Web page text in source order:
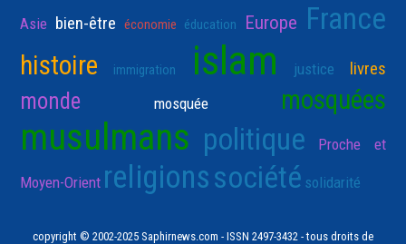
Asie bien-être économie éducation Europe France
histoire immigration islam justice livres
monde mosquée mosquées
musulmans politique Proche et
Moyen-Orient religionssociété solidarité
copyright © 2002-2025 Saphirnews.com - ISSN 2497-3432 - tous droits de